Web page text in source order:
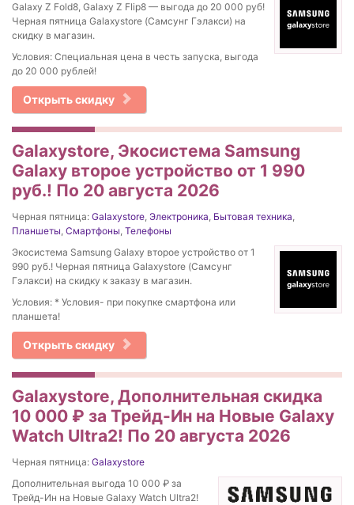
Galaxy Z Fold8, Galaxy Z Flip8 — выгода до 20 000 руб!
Черная пятница Galaxystore (Самсунг Гэлакси) на
скидку в магазин.
Условия: Специальная цена в честь запуска, выгода
до 20 000 рублей!
Открыть скидку
Galaxystore, Экосистема Samsung
Galaxy второе устройство от 1 990
руб.! По 20 августа 2026
Черная пятница: Galaxystore, Электроника, Бытовая техника,
Планшеты, Смартфоны, Телефоны
Экосистема Samsung Galaxy второе устройство от 1
990 руб.! Черная пятница Galaxystore (Самсунг
Гэлакси) на скидку к заказу в магазин.
Условия: * Условия- при покупке смартфона или
планшета!
Открыть скидку
Galaxystore, Дополнительная скидка
10 000 ₽ за Трейд-Ин на Новые Galaxy
Watch Ultra2! По 20 августа 2026
Черная пятница: Galaxystore
Дополнительная выгода 10 000 ₽ за
Трейд-Ин на Новые Galaxy Watch Ultra2!